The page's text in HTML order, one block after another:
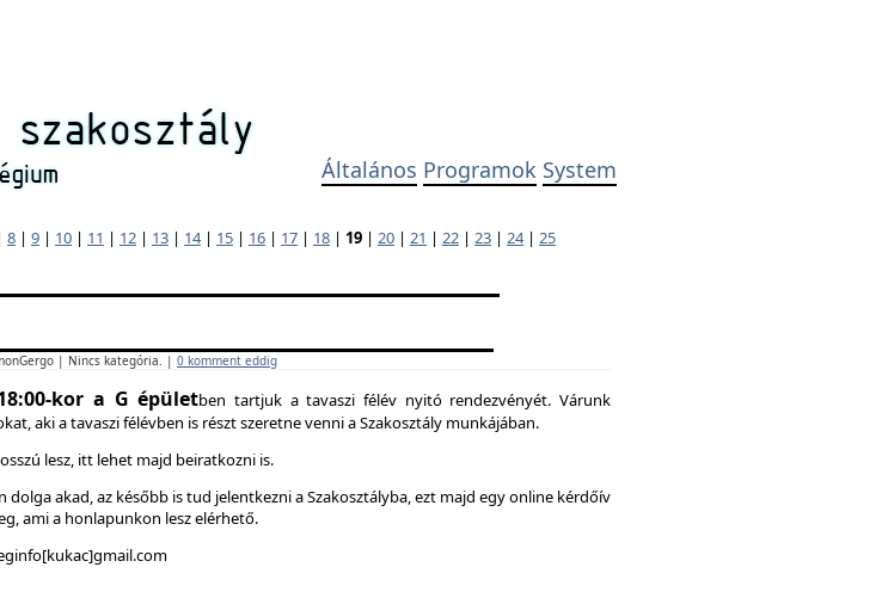
Általános Programok System
8 | 9 | 10 | 11 | 12 | 13 | 14| 15 | 16 | 17 | 18 | 19 | 20 | 21 | 22 | 23 | 24| 25
| Nincs kategória. | 0 komment eddig
kor a G épületben tartjuk a tavaszi félév nyitó rendezvényét. Várunk
aki a tavaszi félévben is részt szeretne venni a Szakosztály munkájában.
lesz, itt lehet majd beiratkozni is.
dolga akad, az később is tud jelentkezni a Szakosztályba, ezt majd egy online kérdőív
ami a honlapunkon lesz elérhető.